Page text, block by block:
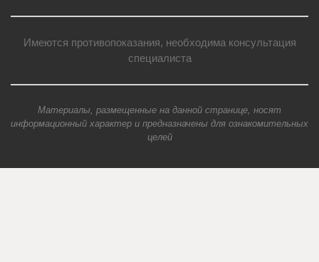
Имеются противопоказания, необходима консультация
специалиста
Материалы, размещенные на данной странице, носят
информационный характер и предназначены для ознакомительных
целей